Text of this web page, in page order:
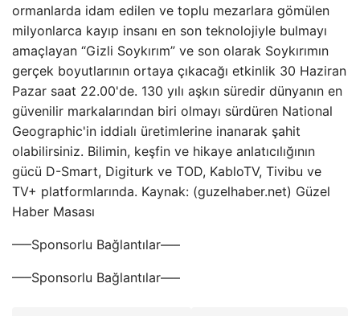
ormanlarda idam edilen ve toplu mezarlara gömülen
milyonlarca kayıp insanı en son teknolojiyle bulmayı
amaçlayan “Gizli Soykırım” ve son olarak Soykırımın
gerçek boyutlarının ortaya çıkacağı etkinlik 30 Haziran
Pazar saat 22.00'de. 130 yılı aşkın süredir dünyanın en
güvenilir markalarından biri olmayı sürdüren National
Geographic'in iddialı üretimlerine inanarak şahit
olabilirsiniz. Bilimin, keşfin ve hikaye anlatıcılığının
gücü D-Smart, Digiturk ve TOD, KabloTV, Tivibu ve
TV+ platformlarında. Kaynak: (guzelhaber.net) Güzel
Haber Masası
—–Sponsorlu Bağlantılar—–
—–Sponsorlu Bağlantılar—–